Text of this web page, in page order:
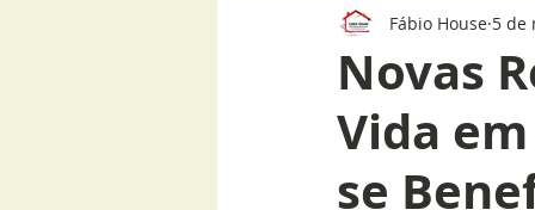
Novas
Vida
se
Fábio House 5 de